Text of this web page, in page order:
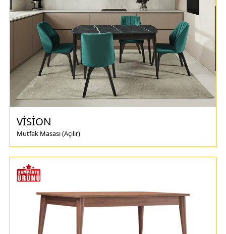
VİSİON
Mutfak Masası (Açılır)